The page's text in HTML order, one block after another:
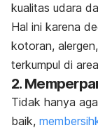
kualitas udara
Hal ini karena
kotoran,
terkumpul di
2.
Tidak hanya
baik,